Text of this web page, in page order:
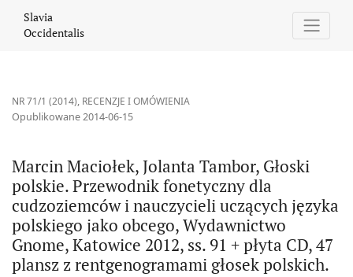
Slavia
Occidentalis
NR 71/1 (2014), RECENZJE I OMÓWIENIA
Marcin Maciołek, Jolanta Tambor, Głoski
polskie. Przewodnik fonetyczny dla
cudzoziemców i nauczycieli uczących języka
polskiego jako obcego, Wydawnictwo
Gnome, Katowice 2012, ss. 91 + płyta CD, 47
plansz z rentgenogramami głosek polskich.
Opublikowane 2014-06-15